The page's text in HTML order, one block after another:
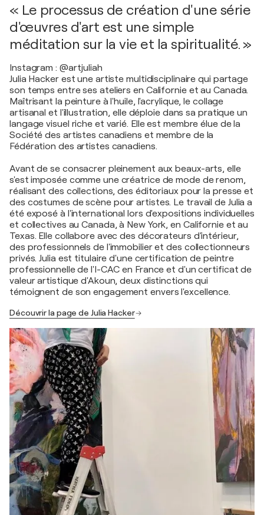
« Le processus de création d'une série
d'œuvres d'art est une simple
méditation sur la vie et la spiritualité. »
Instagram : @artjuliah
Julia Hacker est une artiste multidisciplinaire qui partage
son temps entre ses ateliers en Californie et au Canada.
Maîtrisant la peinture à l'huile, l'acrylique, le collage
artisanal et l'illustration, elle déploie dans sa pratique un
langage visuel riche et varié. Elle est membre élue de la
Société des artistes canadiens et membre de la
Fédération des artistes canadiens.
Avant de se consacrer pleinement aux beaux-arts, elle
s'est imposée comme une créatrice de mode de renom,
réalisant des collections, des éditoriaux pour la presse et
des costumes de scène pour artistes. Le travail de Julia a
été exposé à l'international lors d'expositions individuelles
et collectives au Canada, à New York, en Californie et au
Texas. Elle collabore avec des décorateurs d'intérieur,
des professionnels de l'immobilier et des collectionneurs
privés. Julia est titulaire d'une certification de peintre
professionnelle de l'I-CAC en France et d'un certificat de
valeur artistique d'Akoun, deux distinctions qui
témoignent de son engagement envers l'excellence.
Découvrir la page de Julia Hacker